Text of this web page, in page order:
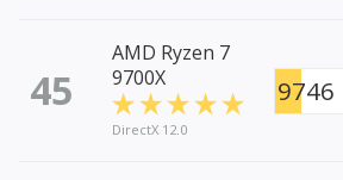
45
AMD Ryzen 7
9700X
DirectX 12.0
9746